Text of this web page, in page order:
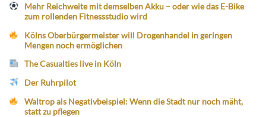
Mehr Reichweite mit demselben Akku – oder wie das E-Bike
zum rollenden Fitnessstudio wird
Kölns Oberbürgermeister will Drogenhandel in geringen
Mengen noch ermöglichen
The Casualties live in Köln
Der Ruhrpilot
Waltrop als Negativbeispiel: Wenn die Stadt nur noch mäht,
statt zu pflegen